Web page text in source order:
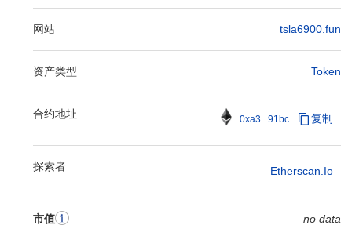
网站 tsla6900.fun
资产类型 Token
合约地址 0xa3...91bc 复制
探索者 Etherscan.io
市值 no data
去中心化应用（dApps）。 该项目还强调社区治理，使代币持有者
能够参与有关协议升级和财务管理的决策过程。与科技和金融领域
的知名实体的显著合作进一步增强了TSLA6900的生态系统，为用
展的区块链领域中成为一个重要参与者。
你可以用TSLA6900做什么？
TSLA6900在其生态系统内提供多种实用功能。主要功能是作为交
易和费用的媒介，使用户能够无缝地发送价值和访问各种应用。
随着时间推移获得奖励的机会。此外，用户可能有机会参与治理提
案和投票，影响项目的未来方向。 对于开发者，TSLA6900提供了
构建去中心化应用（dApps）和集成的工具，促进了生态系统内的